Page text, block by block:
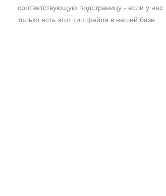
соответствующую подстраницу - если у нас
только есть этот тип файла в нашей базе.